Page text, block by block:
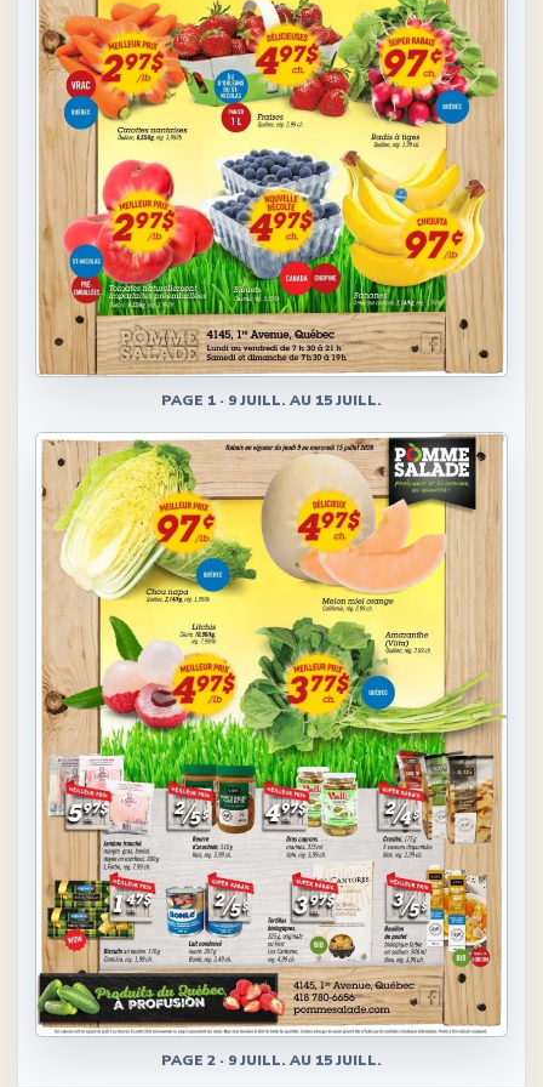
PAGE 1 · 9 JUILL. AU 15 JUILL.
PAGE 2 · 9 JUILL. AU 15 JUILL.